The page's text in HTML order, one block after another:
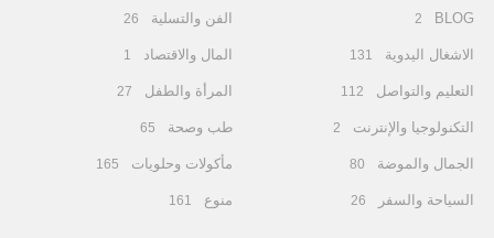
BLOG
2
الاشغال اليدوية 131
التعليم والتواصل 112
التكنولوجيا والإنترنت 2
الجمال والموضة 80
السياحة والسفر 26
الفن والتسلية 26
المال والاقتصاد 1
المرأة والطفل 27
طب وصحة 65
مأكولات وحلويات 165
منوع 161